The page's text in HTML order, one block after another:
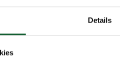
Details
abzugsfähig sein – vor
Sprachkenntnissen geht.
beim Lernen von